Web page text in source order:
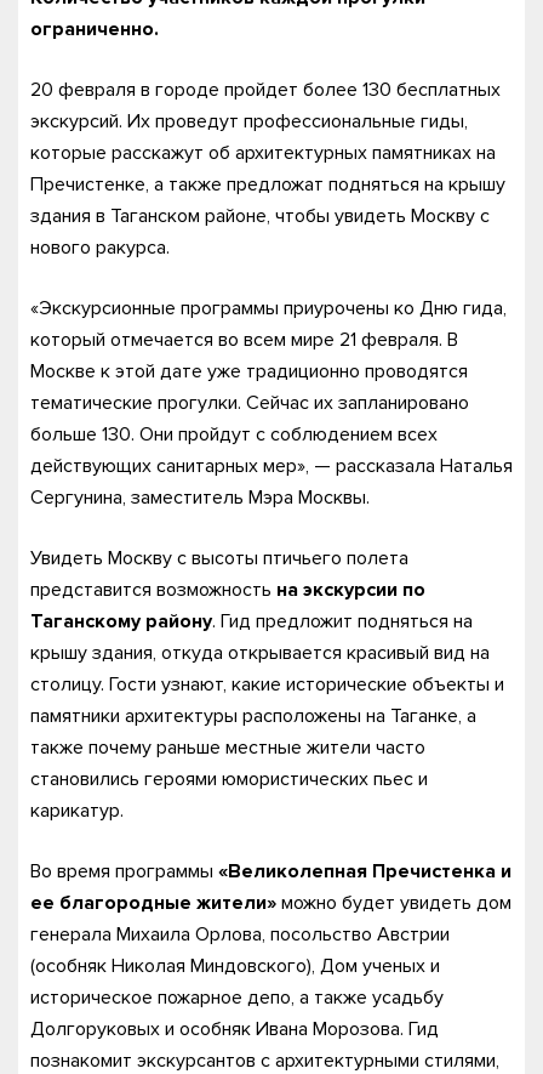
ограниченно.
20 февраля в городе пройдет более 130 бесплатных
экскурсий. Их проведут профессиональные гиды,
которые расскажут об архитектурных памятниках на
Пречистенке, а также предложат подняться на крышу
здания в Таганском районе, чтобы увидеть Москву с
нового ракурса.
«Экскурсионные программы приурочены ко Дню гида,
который отмечается во всем мире 21 февраля. В
Москве к этой дате уже традиционно проводятся
тематические прогулки. Сейчас их запланировано
больше 130. Они пройдут с соблюдением всех
действующих санитарных мер», — рассказала Наталья
Сергунина, заместитель Мэра Москвы.
Увидеть Москву с высоты птичьего полета
представится возможность на экскурсии по
Таганскому району. Гид предложит подняться на
крышу здания, откуда открывается красивый вид на
столицу. Гости узнают, какие исторические объекты и
памятники архитектуры расположены на Таганке, а
также почему раньше местные жители часто
становились героями юмористических пьес и
карикатур.
Во время программы «Великолепная Пречистенка и
ее благородные жители» можно будет увидеть дом
генерала Михаила Орлова, посольство Австрии
(особняк Николая Миндовского), Дом ученых и
историческое пожарное депо, а также усадьбу
Долгоруковых и особняк Ивана Морозова. Гид
познакомит экскурсантов с архитектурными стилями,